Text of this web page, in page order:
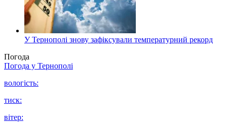
У Тернополі знову зафіксували температурний рекорд
Погода
Погода у Тернополі
вологість:
тиск:
вітер: